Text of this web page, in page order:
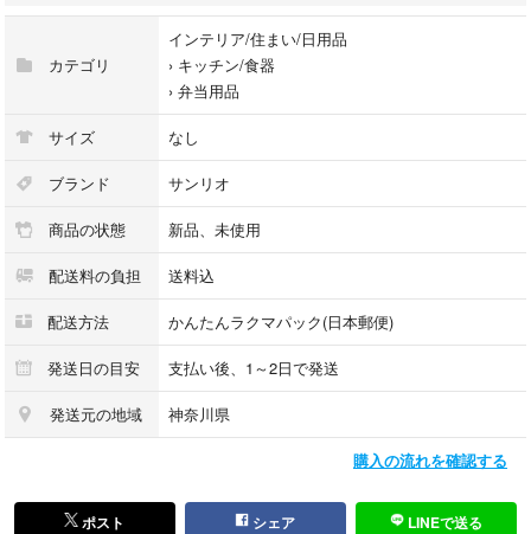
さなどがある場合もございます。
未開封の商品は中身までの検品はでき兼ねます。
自宅保管となります。ご了承下さい。
上記の事に、ご理解のある方のご購入をお願いいたします。
防水対策をして配送いたします。
他にもサンリオ キャラクターグッズ 商品出品しております。
よろしければご覧下さい( ^_^)/~~~
子供
幼児
ベビー
カテゴリ
インテリア/住まい/日用品
› キッチン/食器
› 弁当用品
サイズ なし
ブランド サンリオ
商品の状態 新品、未使用
配送料の負担 送料込
配送方法 かんたんラクマパック(日本郵便)
発送日の目安 支払い後、1～2日で発送
発送元の地域 神奈川県
購入の流れを確認する
ポスト シェア LINEで送る